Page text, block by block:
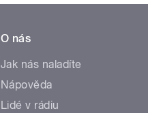
O nás
Jak nás naladíte
Nápověda
Lidé v rádiu